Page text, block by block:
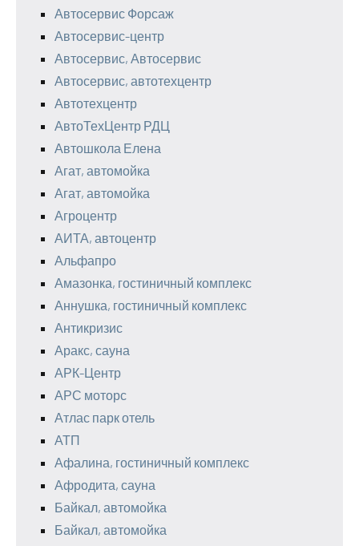
Автосервис Форсаж
Автосервис-центр
Автосервис, Автосервис
Автосервис, автотехцентр
Автотехцентр
АвтоТехЦентр РДЦ
Автошкола Елена
Агат, автомойка
Агат, автомойка
Агроцентр
АИТА, автоцентр
Альфапро
Амазонка, гостиничный комплекс
Аннушка, гостиничный комплекс
Антикризис
Аракс, сауна
АРК-Центр
АРС моторс
Атлас парк отель
АТП
Афалина, гостиничный комплекс
Афродита, сауна
Байкал, автомойка
Байкал, автомойка